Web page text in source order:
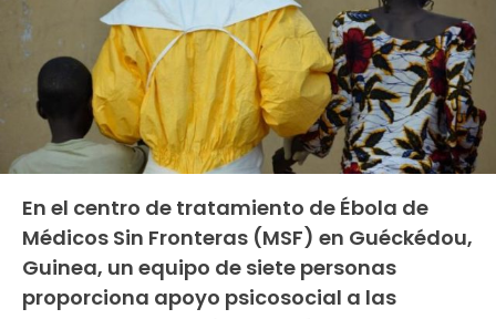
En el centro de tratamiento de Ébola de
Médicos Sin Fronteras (MSF) en Guéckédou,
Guinea, un equipo de siete personas
proporciona apoyo psicosocial a las